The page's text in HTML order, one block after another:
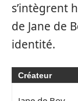
s’intègrent
de Jane de
identité.
Créateur